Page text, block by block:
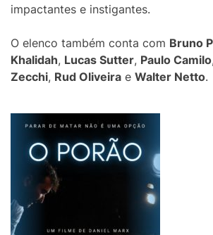
impactantes e instigantes.
O elenco também conta com Bruno
Khalidah, Lucas Sutter, Paulo Camilo,
Zecchi, Rud Oliveira e Walter Netto.